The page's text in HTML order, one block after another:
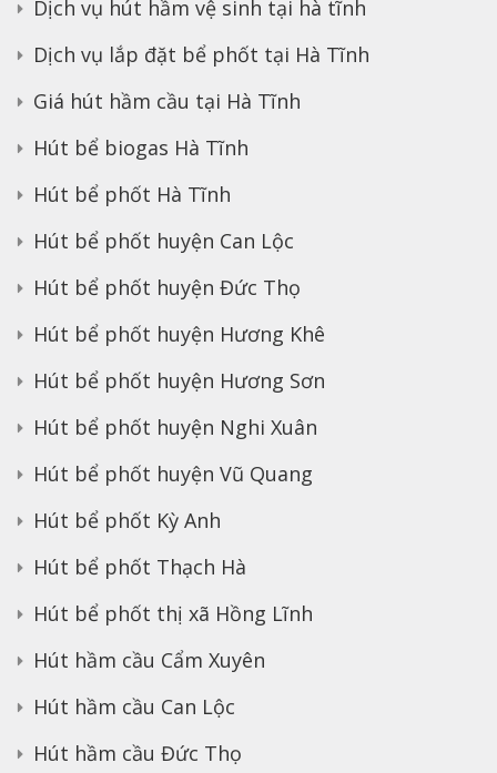
Dịch vụ hút hầm vệ sinh tại hà tĩnh
Dịch vụ lắp đặt bể phốt tại Hà Tĩnh
Giá hút hầm cầu tại Hà Tĩnh
Hút bể biogas Hà Tĩnh
Hút bể phốt Hà Tĩnh
Hút bể phốt huyện Can Lộc
Hút bể phốt huyện Đức Thọ
Hút bể phốt huyện Hương Khê
Hút bể phốt huyện Hương Sơn
Hút bể phốt huyện Nghi Xuân
Hút bể phốt huyện Vũ Quang
Hút bể phốt Kỳ Anh
Hút bể phốt Thạch Hà
Hút bể phốt thị xã Hồng Lĩnh
Hút hầm cầu Cẩm Xuyên
Hút hầm cầu Can Lộc
Hút hầm cầu Đức Thọ